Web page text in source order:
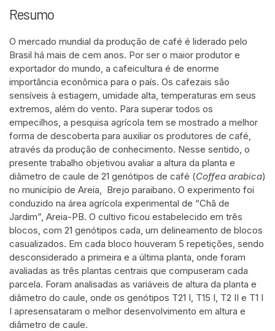
Resumo
O mercado mundial da produção de café é liderado pelo
Brasil há mais de cem anos. Por ser o maior produtor e
exportador do mundo, a cafeicultura é de enorme
importância econômica para o país. Os cafezais são
sensíveis à estiagem, umidade alta, temperaturas em seus
extremos, além do vento. Para superar todos os
empecilhos, a pesquisa agrícola tem se mostrado a melhor
forma de descoberta para auxiliar os produtores de café,
através da produção de conhecimento. Nesse sentido, o
presente trabalho objetivou avaliar a altura da planta e
diâmetro de caule de 21 genótipos de café (Coffea arabica)
no município de Areia, Brejo paraibano. O experimento foi
conduzido na área agrícola experimental de “Chã de
Jardim”, Areia-PB. O cultivo ficou estabelecido em três
blocos, com 21 genótipos cada, um delineamento de blocos
casualizados. Em cada bloco houveram 5 repetições, sendo
desconsiderado a primeira e a última planta, onde foram
avaliadas as três plantas centrais que compuseram cada
parcela. Foram analisadas as variáveis de altura da planta e
diâmetro do caule, onde os genótipos T21 I, T15 I, T2 II e T1 I
I apresensataram o melhor desenvolvimento em altura e
diâmetro de caule.